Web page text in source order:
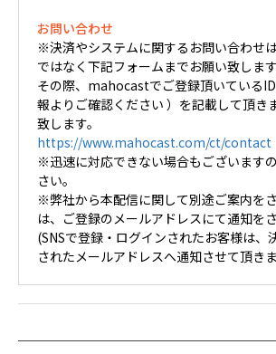
お問い合わせ
※決済やシステムに関するお問い合わせ
ではなく下記フォームまでお願い致します
その際、mahocastでご登録頂いている
報よりご確認ください ）を記載して頂き
致します。
https://www.mahocast.com/ct/contact
※迅速に対応できない場合もございます
さい。
※弊社から本配信に関して別途ご案内を
は、ご登録のメールアドレスにて通知を
(SNSで登録・ログインされたお客様は、
されたメールアドレスへ通知させて頂き